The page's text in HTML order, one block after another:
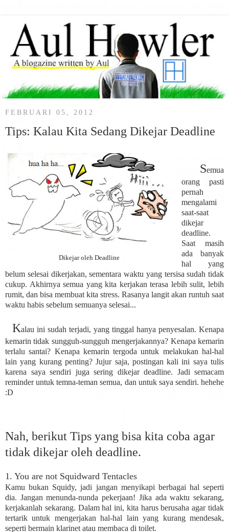
FEBRUARI 05, 2012
Tips: Kalau Kita Sedang Dikejar Deadline
Dikejar oleh Deadline
Semua
orang pasti
pernah
mengalami
saat-saat
dikejar
deadline.
Saat masih
ada banyak
hal yang
belum selesai dikerjakan, sementara waktu yang tersisa sudah tidak
cukup. Akhirnya semua yang kita kerjakan terasa lebih sulit, lebih
rumit, dan bisa membuat kita stress. Rasanya langit akan runtuh saat
waktu habis sebelum semuanya selesai...
Kalau ini sudah terjadi, yang tinggal hanya penyesalan. Kenapa
kemarin tidak sungguh-sungguh mengerjakannya? Kenapa kemarin
terlalu santai? Kenapa kemarin tergoda untuk melakukan hal-hal
lain yang kurang penting? Jujur saja, postingan kali ini saya tulis
karena saya sendiri juga sering dikejar deadline. Jadi semacam
reminder untuk temna-teman semua, dan untuk saya sendiri. hehehe
:D
Nah, berikut Tips yang bisa kita coba agar
tidak dikejar oleh deadline.
1. You are not Squidward Tentacles
Kamu bukan Squidy, jadi jangan menyikapi berbagai hal seperti
dia. Jangan menunda-nunda pekerjaan! Jika ada waktu sekarang,
kerjakanlah sekarang. Dalam hal ini, kita harus berusaha agar tidak
tertarik untuk mengerjakan hal-hal lain yang kurang mendesak,
seperti bermain klarinet atau membaca di toilet.